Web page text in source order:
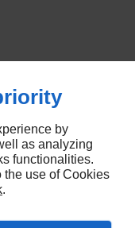
by
as analyzing
functionalities.
the use of Cookies
.